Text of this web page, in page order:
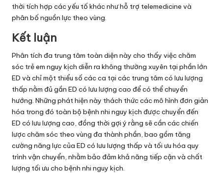
thời tích hợp các yếu tố khác như hỗ trợ telemedicine và
phân bố nguồn lực theo vùng.
Kết luận
Phân tích đa trung tâm toàn diện này cho thấy việc chăm
sóc trẻ em nguy kịch diễn ra không thường xuyên tại phần lớn
ED và chỉ một thiểu số các ca tại các trung tâm có lưu lượng
thấp nằm đủ gần ED có lưu lượng cao để có thể chuyển
hướng. Những phát hiện này thách thức các mô hình đơn giản
hóa trong đó toàn bộ bệnh nhi nguy kịch được chuyển đến
ED có lưu lượng cao, đồng thời gợi ý rằng sẽ cần các chiến
lược chăm sóc theo vùng đa thành phần, bao gồm tăng
cường năng lực của ED có lưu lượng thấp và tối ưu hóa quy
trình vận chuyển, nhằm bảo đảm khả năng tiếp cận và chất
lượng tối ưu cho bệnh nhi nguy kịch.